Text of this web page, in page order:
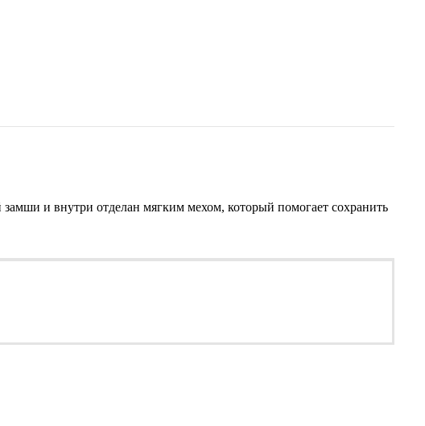
и внутри отделан мягким мехом, который помогает сохранить